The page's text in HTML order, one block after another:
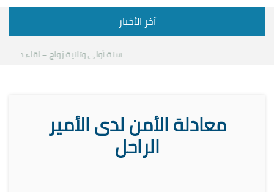
آخر الأخبار
سنة أولى وثانية زواج – لقاء مع
معادلة الأمن لدى الأمير
الراحل